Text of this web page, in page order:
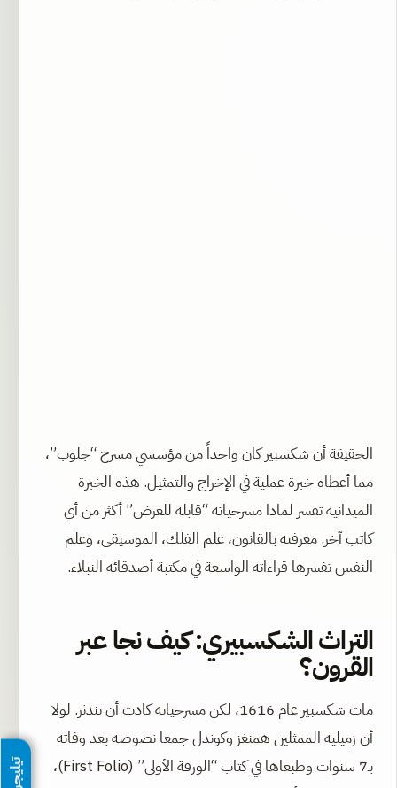
الحقيقة أن شكسبير كان واحداً من مؤسسي مسرح “جلوب”،
مما أعطاه خبرة عملية في الإخراج والتمثيل. هذه الخبرة
الميدانية تفسر لماذا مسرحياته “قابلة للعرض” أكثر من أي
كاتب آخر. معرفته بالقانون، علم الفلك، الموسيقى، وعلم
النفس تفسرها قراءاته الواسعة في مكتبة أصدقائه النبلاء.
التراث الشكسبيري: كيف نجا عبر
القرون؟
مات شكسبير عام 1616، لكن مسرحياته كادت أن تندثر. لولا
أن زميليه الممثلين همنغز وكوندل جمعا نصوصه بعد وفاته
بـ7 سنوات وطبعاها في كتاب “الورقة الأولى” (First Folio)،